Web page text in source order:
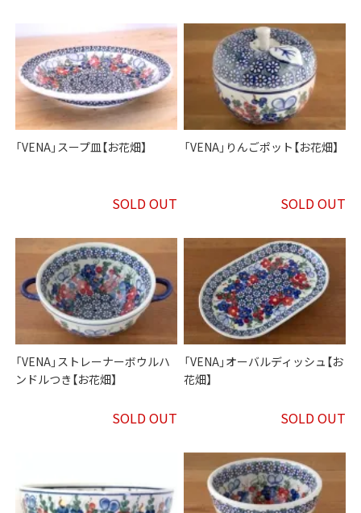
「VENA」スープ皿【お花畑】
SOLD OUT
「VENA」りんごポット【お花畑】
SOLD OUT
「VENA」ストレーナーボウルハ
ンドルつき【お花畑】
SOLD OUT
「VENA」オーバルディッシュ【お
花畑】
SOLD OUT